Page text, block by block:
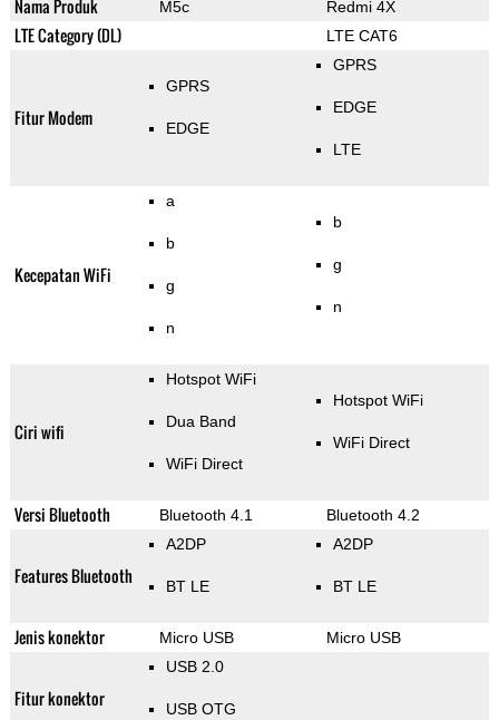
Nama Produk M5c Redmi 4X
LTE Category (DL) LTE CAT6
Fitur Modem
GPRS
EDGE
GPRS
EDGE
LTE
Kecepatan WiFi
a
b
g
n
b
g
n
Ciri wifi
Hotspot WiFi
Dua Band
WiFi Direct
Hotspot WiFi
WiFi Direct
Versi Bluetooth Bluetooth 4.1 Bluetooth 4.2
Features Bluetooth
A2DP
BT LE
A2DP
BT LE
Jenis konektor Micro USB Micro USB
Fitur konektor
USB 2.0
USB OTG